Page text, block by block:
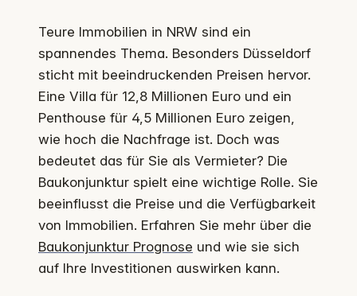
Teure Immobilien in NRW sind ein
spannendes Thema. Besonders Düsseldorf
sticht mit beeindruckenden Preisen hervor.
Eine Villa für 12,8 Millionen Euro und ein
Penthouse für 4,5 Millionen Euro zeigen,
wie hoch die Nachfrage ist. Doch was
bedeutet das für Sie als Vermieter? Die
Baukonjunktur spielt eine wichtige Rolle. Sie
beeinflusst die Preise und die Verfügbarkeit
von Immobilien. Erfahren Sie mehr über die
Baukonjunktur Prognose und wie sie sich
auf Ihre Investitionen auswirken kann.